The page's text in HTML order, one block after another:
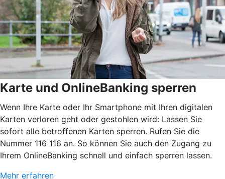
Karte und OnlineBanking sperren
Wenn Ihre Karte oder Ihr Smartphone mit Ihren digitalen
Karten verloren geht oder gestohlen wird: Lassen Sie
sofort alle betroffenen Karten sperren. Rufen Sie die
Nummer 116 116 an. So können Sie auch den Zugang zu
Ihrem OnlineBanking schnell und einfach sperren lassen.
Mehr erfahren